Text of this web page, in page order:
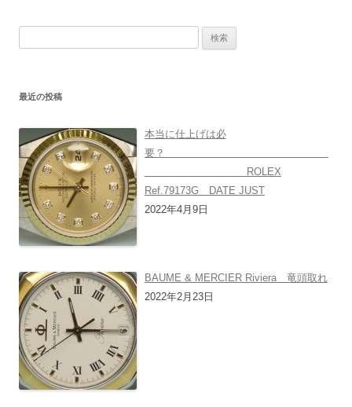
最近の投稿
本当に仕上げは必
要？
ROLEX
Ref.79173G DATE JUST
2022年4月9日
BAUME & MERCIER Riviera 竜頭取れ
2022年2月23日